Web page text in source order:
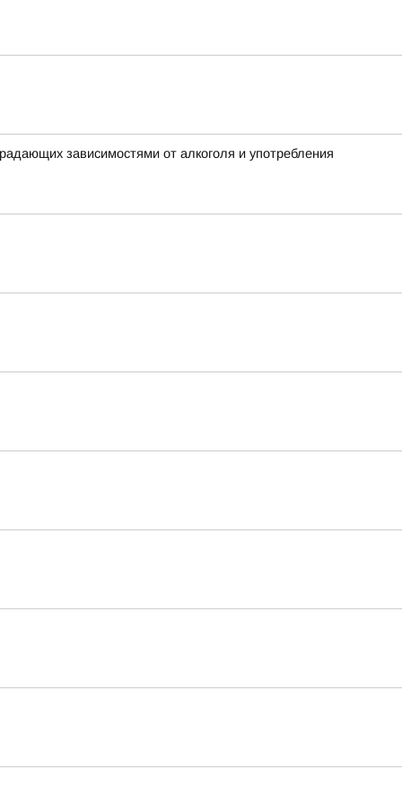
зависимостями от алкоголя и употребления